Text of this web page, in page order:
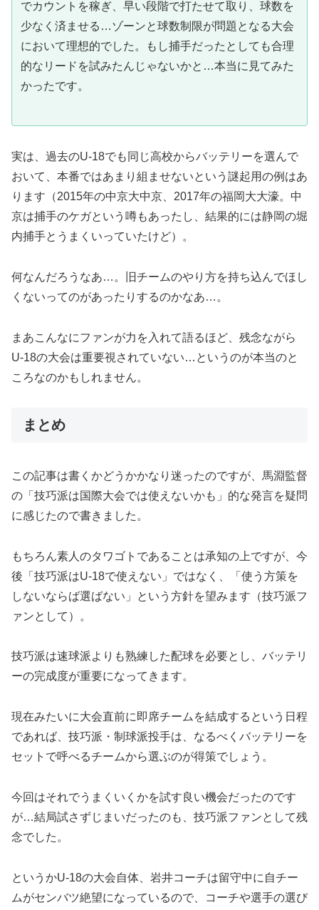
でカウントを稼ぎ、早い段階で打たせて取り、球数を
少なく済ませる…ゾーンと球数制限が問題となる大会
において理想的でした。もし捕手だったとしても合理
的なリードを試みたんじゃないかと…本当に見てみた
かったです。
実は、過去のU-18でも同じ高校からバッテリーを選んで
おいて、本番ではあまり組ませないという謎起用の例はあ
ります（2015年の中京大中京、2017年の福岡大大濠。中
京は捕手のケガという噂もあったし、結果的には静岡の堀
内捕手とうまくいっていたけど）。
何なんだろうなあ…。旧チームのやり方を持ち込んでほし
くないってのがあったりするのかなあ…。
まあこんなにファンが力を入れて語るほど、残念ながら
U-18の大会は重要視されていない…というのが本当のと
ころなのかもしれません。
まとめ
この記事は書くかどうかかなり迷ったのですが、馬淵監督
の「技巧派は国際大会では使えないかも」的な発言を疑問
に感じたので書きました。
もちろん素人のタワゴトであることは承知の上ですが、今
後「技巧派はU-18で使えない」ではなく、「使う方策を
しないならば選ばない」という方針を望みます（技巧派フ
ァンとして）。
技巧派は速球派よりも熟練した配球を必要とし、バッテリ
ーの完成度が重要になってきます。
現在みたいに大会直前に即席チームを結成するという日程
であれば、技巧派・制球派投手は、なるべくバッテリーを
セットで呼べるチームから選ぶのが得策でしょう。
今回はそれでうまくいくかを試す良い機会だったのです
が…結局試さずじまいだったのも、技巧派ファンとして残
念でした。
というかU-18の大会自体、岩井コーチは留守中に自チー
ムがセンバツ絶望になっているので、コーチや選手の選び